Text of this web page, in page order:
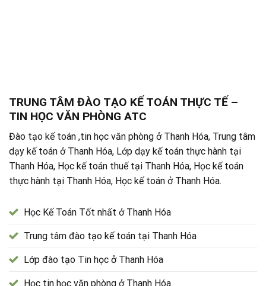
TRUNG TÂM ĐÀO TẠO KẾ TOÁN THỰC TẾ –
TIN HỌC VĂN PHÒNG ATC
Đào tạo kế toán ,tin học văn phòng ở Thanh Hóa, Trung tâm
dạy kế toán ở Thanh Hóa, Lớp dạy kế toán thực hành tại
Thanh Hóa, Học kế toán thuế tại Thanh Hóa, Học kế toán
thực hành tại Thanh Hóa, Học kế toán ở Thanh Hóa.
Học Kế Toán Tốt nhất ở Thanh Hóa
Trung tâm đào tạo kế toán tại Thanh Hóa
Lớp đào tạo Tin học ở Thanh Hóa
Học tin học văn phòng ở Thanh Hóa